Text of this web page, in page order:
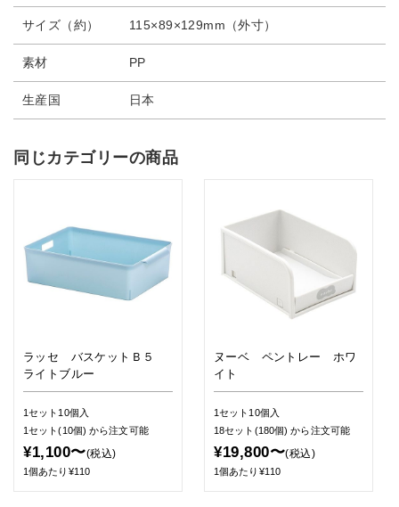
サイズ（約） 115×89×129mm（外寸）
素材 PP
生産国 日本
同じカテゴリーの商品
ラッセ バスケットＢ５
ライトブルー
1セット10個入
1セット(10個)から注文可能
¥1,100〜(税込)
1個あたり¥110
ヌーベ ペントレー ホワ
イト
1セット10個入
18セット(180個)から注文可能
¥19,800〜(税込)
1個あたり¥110